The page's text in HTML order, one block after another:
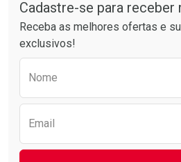
Cadastre-se para receber
Receba as melhores ofertas e
exclusivos!
Nome
Email